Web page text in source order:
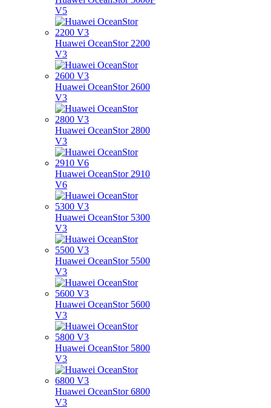
V5
Huawei OceanStor 2200
V3
Huawei OceanStor 2600
V3
Huawei OceanStor 2800
V3
Huawei OceanStor 2910
V6
Huawei OceanStor 5300
V3
Huawei OceanStor 5500
V3
Huawei OceanStor 5600
V3
Huawei OceanStor 5800
V3
Huawei OceanStor 6800
V3